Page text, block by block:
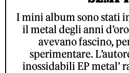
I mini album sono stati
il metal degli anni
avevano fascino,
sperimentare.
inossidabili EP metal’